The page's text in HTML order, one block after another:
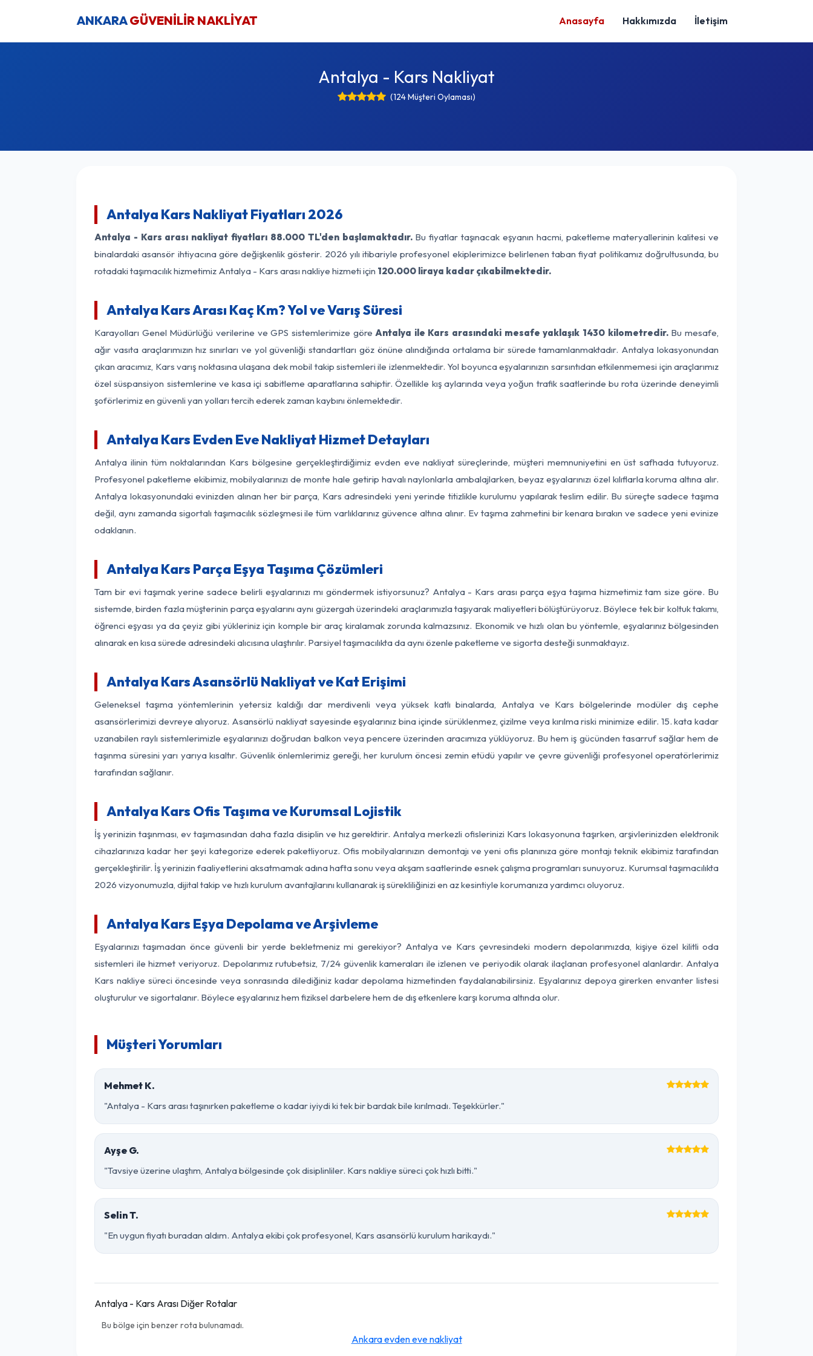
ANKARAGÜVENİLİR NAKLİYAT Anasayfa Hakkımızda İletişim
Antalya - Kars Nakliyat
(124 Müşteri Oylaması)
Antalya Kars Nakliyat Fiyatları 2026
Antalya - Kars arası nakliyat fiyatları 88.000 TL'den başlamaktadır.Bu fiyatlar taşınacak eşyanın hacmi, paketleme materyallerinin kalitesi ve
binalardaki asansör ihtiyacına göre değişkenlik gösterir. 2026 yılı itibariyle profesyonel ekiplerimizce belirlenen taban fiyat politikamız doğrultusunda, bu
rotadaki taşımacılık hizmetimiz Antalya - Kars arası nakliye hizmeti için 120.000 liraya kadar çıkabilmektedir.
Antalya Kars Arası Kaç Km? Yol ve Varış Süresi
Karayolları Genel Müdürlüğü verilerine ve GPS sistemlerimize göreAntalya ile Kars arasındaki mesafe yaklaşık 1430 kilometredir.Bu mesafe,
ağır vasıta araçlarımızın hız sınırları ve yol güvenliği standartları göz önüne alındığında ortalama bir sürede tamamlanmaktadır. Antalya lokasyonundan
çıkan aracımız, Kars varış noktasına ulaşana dek mobil takip sistemleri ile izlenmektedir. Yol boyunca eşyalarınızın sarsıntıdan etkilenmemesi için araçlarımız
özel süspansiyon sistemlerine ve kasa içi sabitleme aparatlarına sahiptir. Özellikle kış aylarında veya yoğun trafik saatlerinde bu rota üzerinde deneyimli
şoförlerimiz en güvenli yan yolları tercih ederek zaman kaybını önlemektedir.
Antalya Kars Evden Eve Nakliyat Hizmet Detayları
Antalya ilinin tüm noktalarından Kars bölgesine gerçekleştirdiğimiz evden eve nakliyat süreçlerinde, müşteri memnuniyetini en üst safhada tutuyoruz.
Profesyonel paketleme ekibimiz, mobilyalarınızı de monte hale getirip havalı naylonlarla ambalajlarken, beyaz eşyalarınızı özel kılıflarla koruma altına alır.
Antalya lokasyonundaki evinizden alınan her bir parça, Kars adresindeki yeni yerinde titizlikle kurulumu yapılarak teslim edilir. Bu süreçte sadece taşıma
değil, aynı zamanda sigortalı taşımacılık sözleşmesi ile tüm varlıklarınız güvence altına alınır. Ev taşıma zahmetini bir kenara bırakın ve sadece yeni evinize
odaklanın.
Antalya Kars Parça Eşya Taşıma Çözümleri
Tam bir evi taşımak yerine sadece belirli eşyalarınızı mı göndermek istiyorsunuz? Antalya - Kars arası parça eşya taşıma hizmetimiz tam size göre. Bu
sistemde, birden fazla müşterinin parça eşyalarını aynı güzergah üzerindeki araçlarımızla taşıyarak maliyetleri bölüştürüyoruz. Böylece tek bir koltuk takımı,
öğrenci eşyası ya da çeyiz gibi yükleriniz için komple bir araç kiralamak zorunda kalmazsınız. Ekonomik ve hızlı olan bu yöntemle, eşyalarınız bölgesinden
alınarak en kısa sürede adresindeki alıcısına ulaştırılır. Parsiyel taşımacılıkta da aynı özenle paketleme ve sigorta desteği sunmaktayız.
Antalya Kars Asansörlü Nakliyat ve Kat Erişimi
Geleneksel taşıma yöntemlerinin yetersiz kaldığı dar merdivenli veya yüksek katlı binalarda, Antalya ve Kars bölgelerinde modüler dış cephe
asansörlerimizi devreye alıyoruz. Asansörlü nakliyat sayesinde eşyalarınız bina içinde sürüklenmez, çizilme veya kırılma riski minimize edilir. 15. kata kadar
uzanabilen raylı sistemlerimizle eşyalarınızı doğrudan balkon veya pencere üzerinden aracımıza yüklüyoruz. Bu hem iş gücünden tasarruf sağlar hem de
taşınma süresini yarı yarıya kısaltır. Güvenlik önlemlerimiz gereği, her kurulum öncesi zemin etüdü yapılır ve çevre güvenliği profesyonel operatörlerimiz
tarafından sağlanır.
Antalya Kars Ofis Taşıma ve Kurumsal Lojistik
İş yerinizin taşınması, ev taşımasından daha fazla disiplin ve hız gerektirir. Antalya merkezli ofislerinizi Kars lokasyonuna taşırken, arşivlerinizden elektronik
cihazlarınıza kadar her şeyi kategorize ederek paketliyoruz. Ofis mobilyalarınızın demontajı ve yeni ofis planınıza göre montajı teknik ekibimiz tarafından
gerçekleştirilir. İş yerinizin faaliyetlerini aksatmamak adına hafta sonu veya akşam saatlerinde esnek çalışma programları sunuyoruz. Kurumsal taşımacılıkta
2026 vizyonumuzla, dijital takip ve hızlı kurulum avantajlarını kullanarak iş sürekliliğinizi en az kesintiyle korumanıza yardımcı oluyoruz.
Antalya Kars Eşya Depolama ve Arşivleme
Eşyalarınızı taşımadan önce güvenli bir yerde bekletmeniz mi gerekiyor? Antalya ve Kars çevresindeki modern depolarımızda, kişiye özel kilitli oda
sistemleri ile hizmet veriyoruz. Depolarımız rutubetsiz, 7/24 güvenlik kameraları ile izlenen ve periyodik olarak ilaçlanan profesyonel alanlardır. Antalya
Kars nakliye süreci öncesinde veya sonrasında dilediğiniz kadar depolama hizmetinden faydalanabilirsiniz. Eşyalarınız depoya girerken envanter listesi
oluşturulur ve sigortalanır. Böylece eşyalarınız hem fiziksel darbelere hem de dış etkenlere karşı koruma altında olur.
Müşteri Yorumları
Mehmet K.
"Antalya - Kars arası taşınırken paketleme o kadar iyiydi ki tek bir bardak bile kırılmadı. Teşekkürler."
Ayşe G.
"Tavsiye üzerine ulaştım, Antalya bölgesinde çok disiplinliler. Kars nakliye süreci çok hızlı bitti."
Selin T.
"En uygun fiyatı buradan aldım. Antalya ekibi çok profesyonel, Kars asansörlü kurulum harikaydı."
Antalya - Kars Arası Diğer Rotalar
Bu bölge için benzer rota bulunamadı.
Ankara evden eve nakliyat